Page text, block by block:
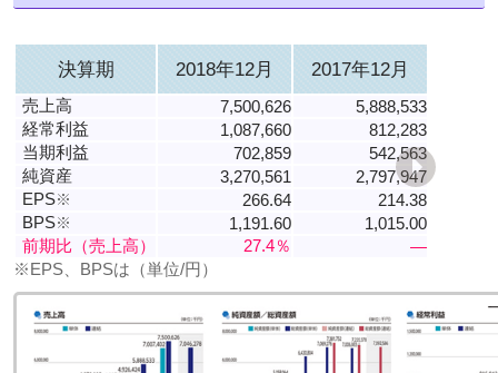
決算期 2018年12月 2017年12月
売上高 7,500,626
5,888,533
経常利益
1,087,660
812,283
当期利益
702,859
542,563
純資産
3,270,561
2,797,947
EPS※ 266.64
214.38
BPS※ 1,191.60
1,015.00
前期比（売上高）
27.4％
―
※EPS、BPSは（単位/円）